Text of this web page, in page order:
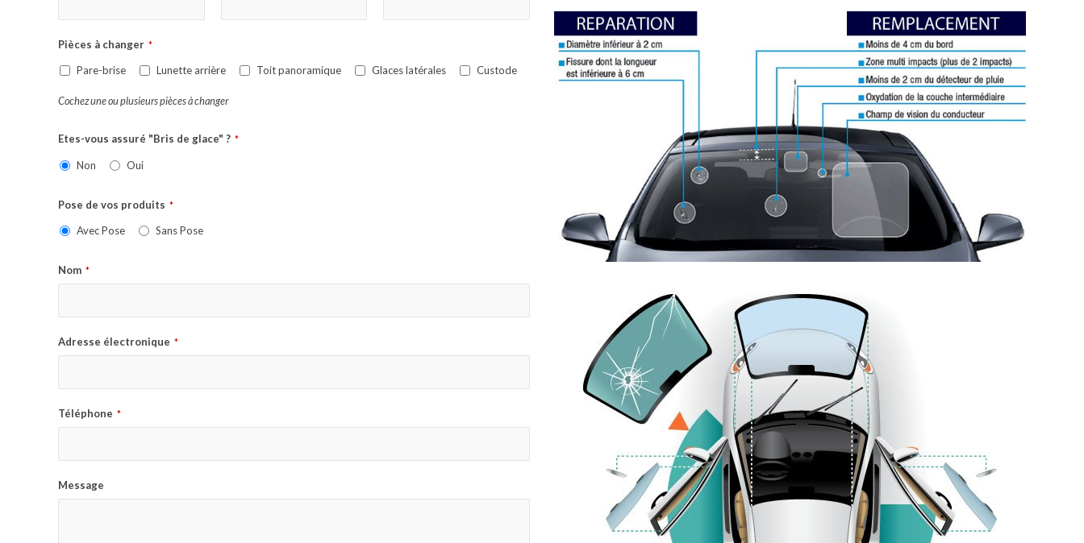
Pièces à changer *
Pare-brise Lunette arrière Toit panoramique Glaces latérales Custode
Cochez une ou plusieurs pièces à changer
Etes-vous assuré "Bris de glace" ? *
Non Oui
Pose de vos produits *
Avec Pose Sans Pose
Nom *
Adresse électronique *
Téléphone *
Message